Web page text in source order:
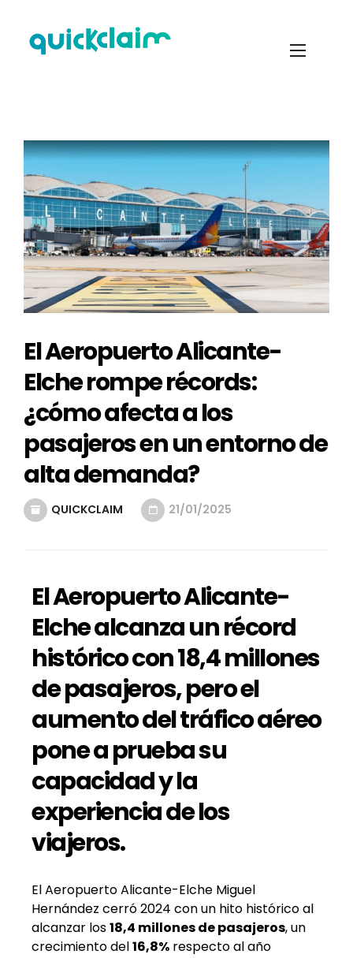
El Aeropuerto Alicante-
Elche rompe récords:
¿cómo afecta a los
pasajeros en un entorno de
alta demanda?
QUICKCLAIM 21/01/2025
El Aeropuerto Alicante-
Elche alcanza un récord
histórico con 18,4 millones
de pasajeros, pero el
aumento del tráfico aéreo
pone a prueba su
capacidad y la
experiencia de los
viajeros.
El Aeropuerto Alicante-Elche Miguel
Hernández cerró 2024 con un hito histórico al
alcanzar los18,4 millones de pasajeros, un
crecimiento del16,8% respecto al año